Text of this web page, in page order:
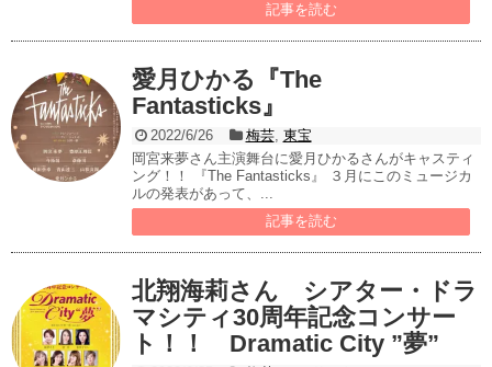
記事を読む
愛月ひかる『The
Fantasticks』
2022/6/26 梅芸, 東宝
岡宮来夢さん主演舞台に愛月ひかるさんがキャスティ
ング！！ 『The Fantasticks』 ３月にこのミュージカ
ルの発表があって、...
記事を読む
北翔海莉さん シアター・ドラ
マシティ30周年記念コンサー
ト！！ Dramatic City ”夢”